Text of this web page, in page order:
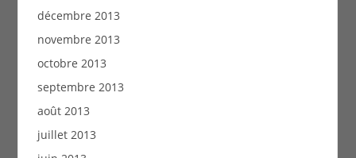
décembre 2013
novembre 2013
octobre 2013
septembre 2013
août 2013
juillet 2013